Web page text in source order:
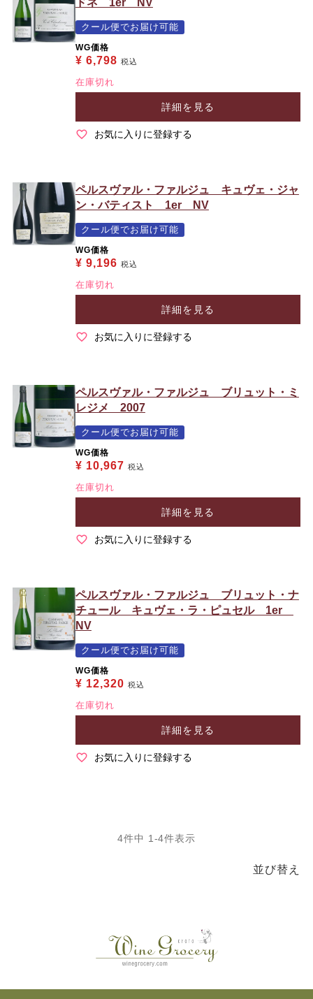
クール便でお届け可能
WG価格
¥ 6,798 税込
在庫切れ
詳細を見る
お気に入りに登録する
ペルスヴァル・ファルジュ キュヴェ・ジャ
ン・バティスト 1er NV
クール便でお届け可能
WG価格
¥ 9,196 税込
在庫切れ
詳細を見る
お気に入りに登録する
ペルスヴァル・ファルジュ ブリュット・ミ
レジメ 2007
クール便でお届け可能
WG価格
¥ 10,967 税込
在庫切れ
詳細を見る
お気に入りに登録する
ペルスヴァル・ファルジュ ブリュット・ナ
チュール キュヴェ・ラ・ピュセル 1er
NV
クール便でお届け可能
WG価格
¥ 12,320 税込
在庫切れ
詳細を見る
お気に入りに登録する
並び替え
4件中 1 -4件表示